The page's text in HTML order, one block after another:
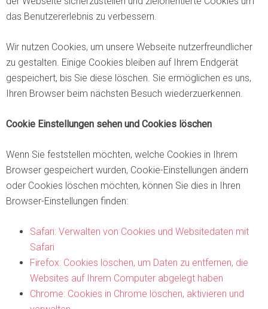
das Benutzererlebnis zu verbessern.
Wir nutzen Cookies, um unsere Webseite nutzerfreundlicher
zu gestalten. Einige Cookies bleiben auf Ihrem Endgerät
gespeichert, bis Sie diese löschen. Sie ermöglichen es uns,
Ihren Browser beim nächsten Besuch wiederzuerkennen.
Cookie Einstellungen sehen und Cookies löschen
Wenn Sie feststellen möchten, welche Cookies in Ihrem
Browser gespeichert wurden, Cookie-Einstellungen ändern
oder Cookies löschen möchten, können Sie dies in Ihren
Browser-Einstellungen finden:
Safari: Verwalten von Cookies und Websitedaten mit
Safari
Firefox: Cookies löschen, um Daten zu entfernen, die
Websites auf Ihrem Computer abgelegt haben
Chrome: Cookies in Chrome löschen, aktivieren und